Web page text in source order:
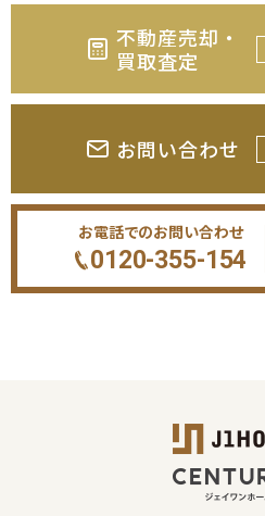
不動産売却・
買取査定
お問い合わせ
お電話でのお問い合わせ
0120-355-154